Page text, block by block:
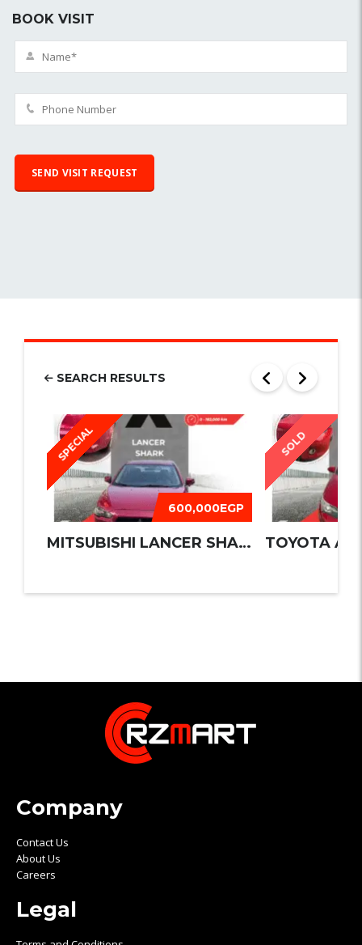
BOOK VISIT
SEARCH RESULTS
SPECIAL
600,000EGP
MITSUBISHI LANCER SHARK 2016
SOLD
TOYOTA
Company
Contact Us
About Us
Careers
Legal